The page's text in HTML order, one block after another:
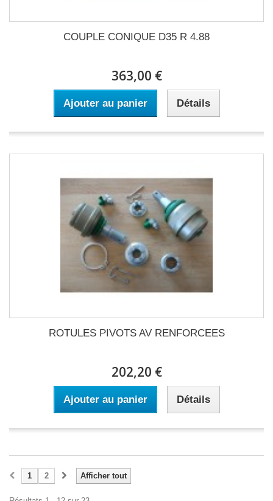
COUPLE CONIQUE D35 R 4.88
363,00 €
Ajouter au panier Détails
ROTULES PIVOTS AV RENFORCEES
202,20 €
Ajouter au panier Détails
Afficher tout
1 2